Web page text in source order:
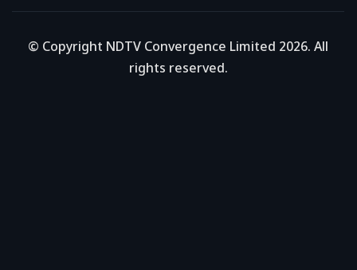
© Copyright NDTV Convergence Limited 2026. All
rights reserved.